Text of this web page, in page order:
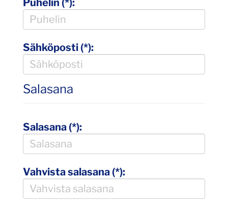
Sähköposti (*):
Salasana
Salasana (*):
Vahvista salasana (*):